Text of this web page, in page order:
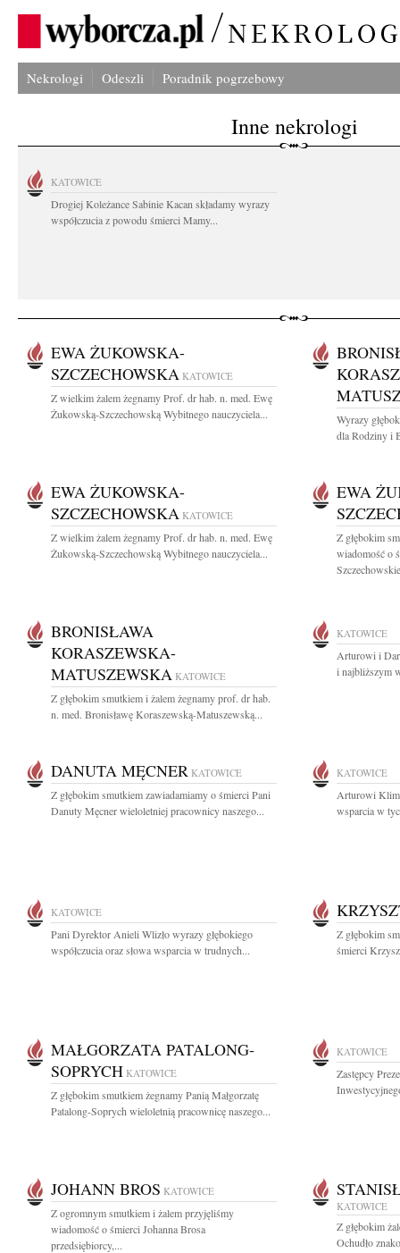
Nekrologi Odeszli Poradnik pogrzebowy
Inne nekrologi
KATOWICE
Drogiej Koleżance Sabinie Kacan składamy wyrazy
współczucia z powodu śmierci Mamy...
EWA ŻUKOWSKA-
SZCZECHOWSKA KATOWICE
Z wielkim żalem żegnamy Prof. dr hab. n. med. Ewę
Żukowską-Szczechowską Wybitnego nauczyciela...
Wyrazy
dla Rodziny i
EWA ŻUKOWSKA-
SZCZECHOWSKA KATOWICE
Z wielkim żalem żegnamy Prof. dr hab. n. med. Ewę
Żukowską-Szczechowską Wybitnego nauczyciela...
EWA
Z głębokim
wiadomość o
BRONISŁAWA
KORASZEWSKA-
MATUSZEWSKA KATOWICE
Z głębokim smutkiem i żalem żegnamy prof. dr hab.
n. med. Bronisławę Koraszewską-Matuszewską...
KATOWICE
Arturowi i
i najbliższym
DANUTA MĘCNER KATOWICE
Z głębokim smutkiem zawiadamiamy o śmierci Pani
Danuty Męcner wieloletniej pracownicy naszego...
KATOWICE
Arturowi
wsparcia w
KATOWICE
Pani Dyrektor Anieli Wlizło wyrazy głębokiego
współczucia oraz słowa wsparcia w trudnych...
Z głębokim
śmierci
MAŁGORZATA PATALONG-
SOPRYCH KATOWICE
Z głębokim smutkiem żegnamy Panią Małgorzatę
Patalong-Soprych wieloletnią pracownicę naszego...
KATOWICE
Zastępcy
JOHANN BROS KATOWICE
Z ogromnym smutkiem i żalem przyjęliśmy
wiadomość o śmierci Johanna Brosa
przedsiębiorcy,...
KATOWICE
Z głębokim
Ochudło